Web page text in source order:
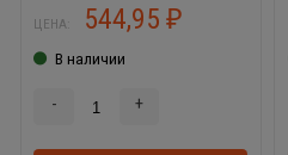
ЦЕНА: 544,95 ₽
В наличии
- +